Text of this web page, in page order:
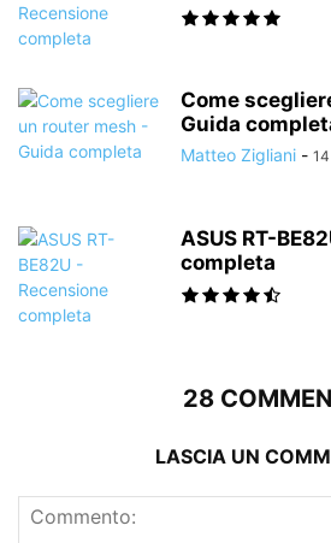
Come
Guida
Matteo Zigliani -
ASUS RT-
completa
28
LASCIA UN